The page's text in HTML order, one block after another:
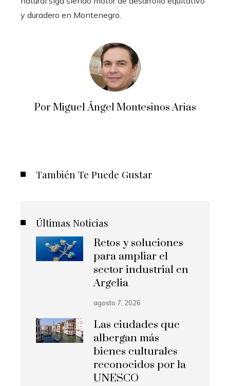
y duradero en Montenegro.
Por Miguel Ángel Montesinos Arias
También Te Puede Gustar
Últimas Noticias
Retos y soluciones
para ampliar el
sector industrial en
Argelia
agosto 7, 2026
Las ciudades que
albergan más
bienes culturales
reconocidos por la
UNESCO